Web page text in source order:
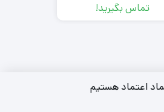
تماس بگیرید!
اعتماد هستیم